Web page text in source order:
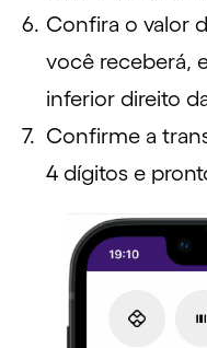
Confira o valor
você receberá,
inferior direito
Confirme a
4 dígitos e